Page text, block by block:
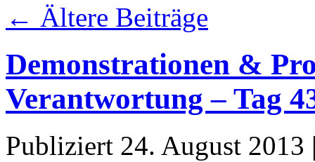
← Ältere Beiträge
Demonstrationen &
Verantwortung – Tag
Publiziert 24. August 2013